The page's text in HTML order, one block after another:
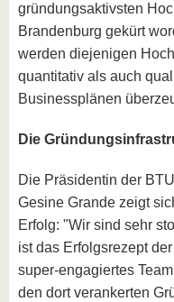
gründungsaktivsten
Brandenburg gekürt
werden diejenigen
quantitativ als auch
Businessplänen
Die
Die Präsidentin der
Gesine Grande zeigt
Erfolg: "Wir sind sehr
ist das Erfolgsrezept
super-engagiertes
den dort verankerten